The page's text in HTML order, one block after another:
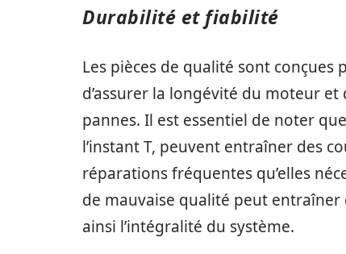
Durabilité et fiabilité
Les pièces de qualité sont
d’assurer la longévité du moteur
pannes. Il est essentiel de noter
l’instant T, peuvent entraîner des
réparations fréquentes qu’elles
de mauvaise qualité peut entraîner
ainsi l’intégralité du système.